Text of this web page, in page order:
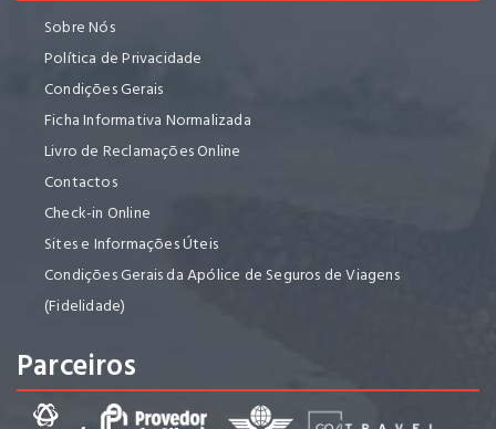
Sobre Nós
Política de Privacidade
Condições Gerais
Ficha Informativa Normalizada
Livro de Reclamações Online
Contactos
Check-in Online
Sites e Informações Úteis
Condições Gerais da Apólice de Seguros de Viagens
(Fidelidade)
Parceiros